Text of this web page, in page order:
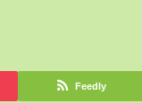
Feedly